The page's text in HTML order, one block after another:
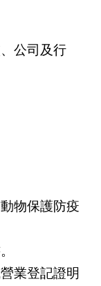
公司及行
物保護防疫
業登記證明